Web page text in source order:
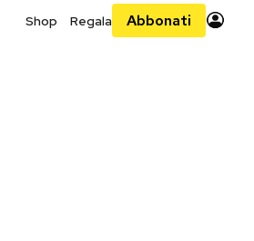
Shop Regala Abbonati